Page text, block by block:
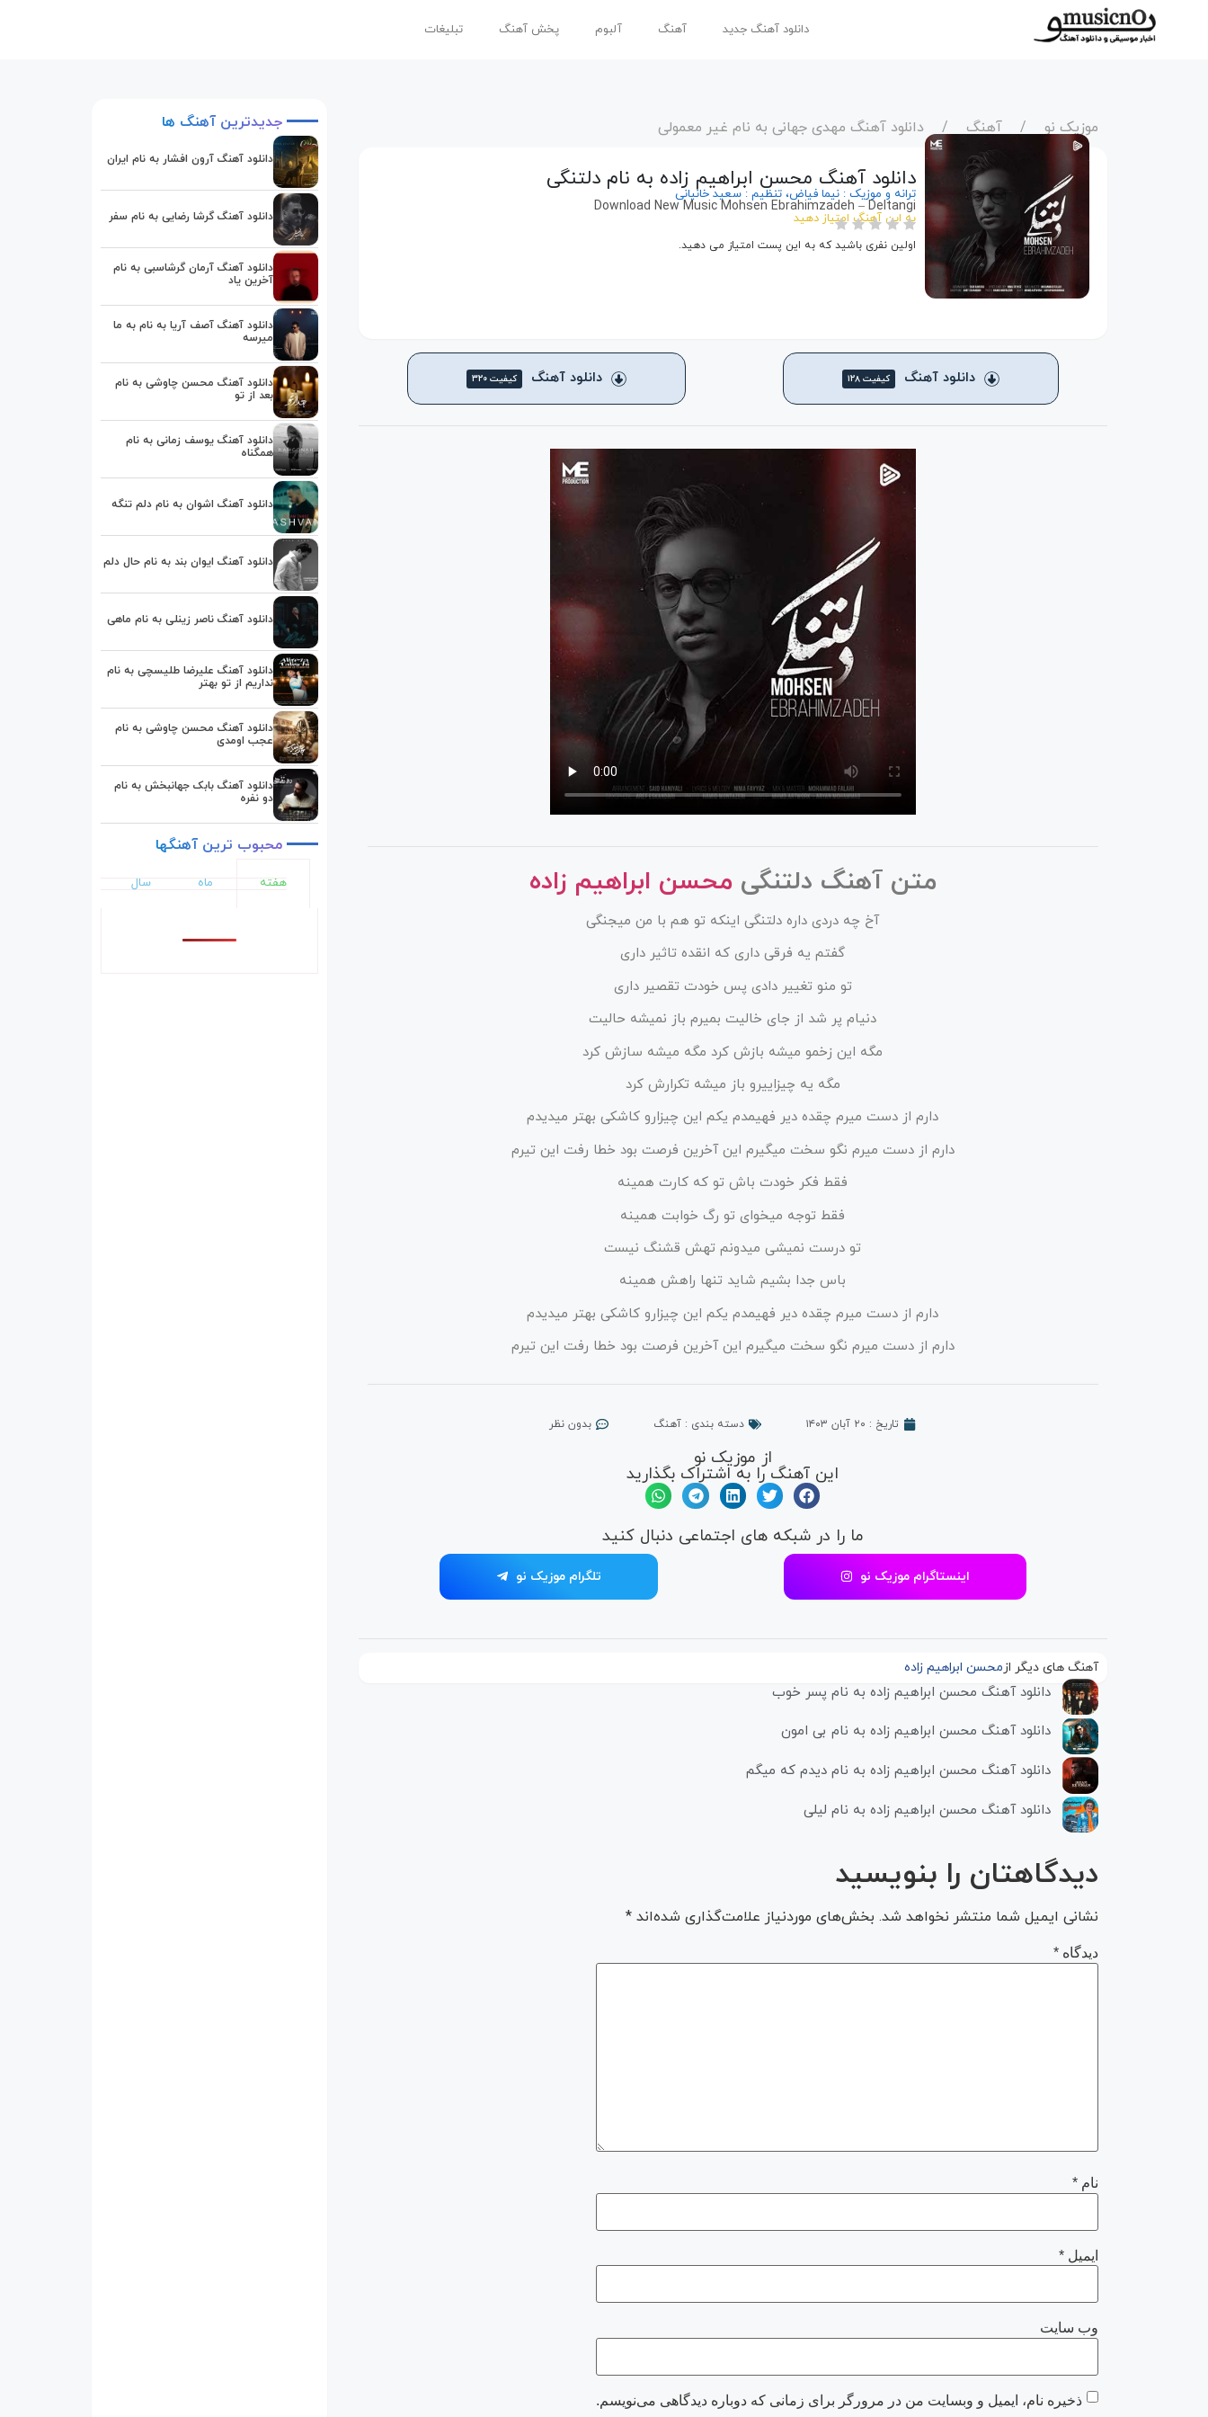
دانلود آهنگ جدید آهنگ آلبوم پخش آهنگ تبلیغات
موزیک نو آهنگ دانلود آهنگ مهدی جهانی به نام غیر معمولی
دانلود آهنگ محسن ابراهیم زاده به نام دلتنگی
ترانه و موزیک : نیما فیاض، تنظیم : سعید خانیانی
Download New Music Mohsen Ebrahimzadeh – Deltangi
به این آهنگ امتیاز دهید
اولین نفری باشید که به این پست امتیاز می دهید.
دانلود آهنگ کیفیت ۱۲۸ دانلود آهنگ کیفیت ۳۲۰
متن آهنگ دلتنگی محسن ابراهیم زاده
آخ چه دردی داره دلتنگی اینکه تو هم با من میجنگی
گفتم یه فرقی داری که انقده تاثیر داری
تو منو تغییر دادی پس خودت تقصیر داری
دنیام پر شد از جای خالیت بمیرم باز نمیشه حالیت
مگه این زخمو میشه بازش کرد مگه میشه سازش کرد
مگه یه چیزاییرو باز میشه تکرارش کرد
دارم از دست میرم چقده دیر فهیمدم یکم این چیزارو کاشکی بهتر میدیدم
دارم از دست میرم نگو سخت میگیرم این آخرین فرصت بود خطا رفت این تیرم
فقط فکر خودت باش تو که کارت همینه
فقط توجه میخوای تو رگ خوابت همینه
تو درست نمیشی میدونم تهش قشنگ نیست
باس جدا بشیم شاید تنها راهش همینه
دارم از دست میرم چقده دیر فهیمدم یکم این چیزارو کاشکی بهتر میدیدم
دارم از دست میرم نگو سخت میگیرم این آخرین فرصت بود خطا رفت این تیرم
تاریخ : ۲۰ آبان ۱۴۰۳ دسته بندی : آهنگ بدون نظر
از موزیک نو
این آهنگ را به اشتراک بگذارید
ما را در شبکه های اجتماعی دنبال کنید
اینستاگرام موزیک نو تلگرام موزیک نو
آهنگ های دیگر از محسن ابراهیم زاده
دانلود آهنگ محسن ابراهیم زاده به نام پسر خوب
دانلود آهنگ محسن ابراهیم زاده به نام بی امون
دانلود آهنگ محسن ابراهیم زاده به نام دیدم که میگم
دانلود آهنگ محسن ابراهیم زاده به نام لیلی
دیدگاهتان را بنویسید
نشانی ایمیل شما منتشر نخواهد شد. بخش‌های موردنیاز علامت‌گذاری شده‌اند *
دیدگاه *
نام *
ایمیل *
وب‌ سایت
ذخیره نام، ایمیل و وبسایت من در مرورگر برای زمانی که دوباره دیدگاهی می‌نویسم.
جدیدترینآهنگ ها
دانلود آهنگ آرون افشار به نام ایران
دانلود آهنگ گرشا رضایی به نام سفر
دانلود آهنگ آرمان گرشاسبی به نام
آخرین یاد
دانلود آهنگ آصف آریا به نام به ما
میرسه
دانلود آهنگ محسن چاوشی به نام
بعد از تو
دانلود آهنگ یوسف زمانی به نام
همگناه
دانلود آهنگ اشوان به نام دلم تنگه
دانلود آهنگ ایوان بند به نام حال دلم
دانلود آهنگ ناصر زینلی به نام ماهی
دانلود آهنگ علیرضا طلیسچی به نام
نداریم از تو بهتر
دانلود آهنگ محسن چاوشی به نام
عجب اومدی
دانلود آهنگ بابک جهانبخش به نام
دو نفره
محبوب ترینآهنگها
هفته ماه سال